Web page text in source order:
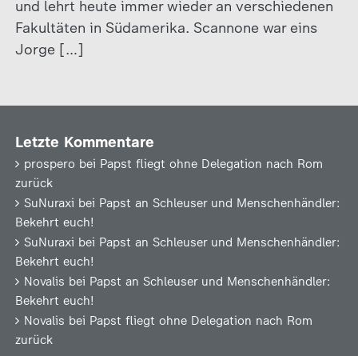
und lehrt heute immer wieder an verschiedenen
Fakultäten in Südamerika. Scannone war eins
Jorge […]
Letzte Kommentare
prospero bei Papst fliegt ohne Delegation nach Rom
zurück
SuNuraxi bei Papst an Schleuser und Menschenhändler:
Bekehrt euch!
SuNuraxi bei Papst an Schleuser und Menschenhändler:
Bekehrt euch!
Novalis bei Papst an Schleuser und Menschenhändler:
Bekehrt euch!
Novalis bei Papst fliegt ohne Delegation nach Rom
zurück